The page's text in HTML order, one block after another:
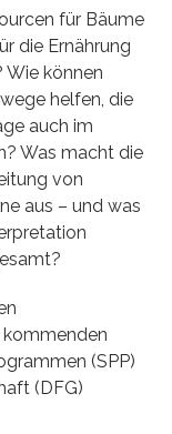
für Bäume
die Ernährung
Wie können
helfen, die
auch im
Was macht die
von
aus – und was
kommenden
(SPP)
(DFG)